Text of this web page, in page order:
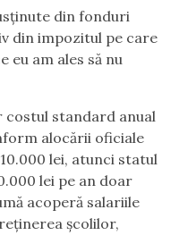
din fonduri
din impozitul pe care
am ales să nu
costul standard anual
alocării oficiale
lei, atunci statul
lei pe an doar
acoperă salariile
școlilor,